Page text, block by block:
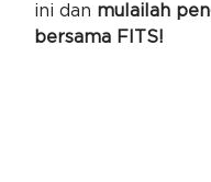
ini dan mulailah
bersama FITS!